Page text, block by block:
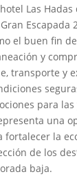
Las
Escapada
el buen fin
y
transporte y
para
una
fortalecer la
de los
baja.